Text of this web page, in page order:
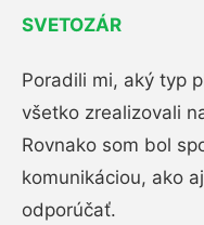
SVETOZÁR
Poradili mi, aký typ
všetko zrealizovali
Rovnako som bol
komunikáciou, ako
odporúčať.